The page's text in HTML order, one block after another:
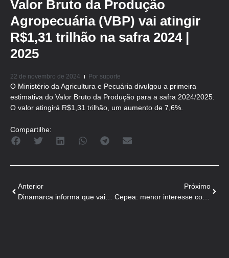
Valor Bruto da Produção
Agropecuária (VBP) vai atingir
R$1,31 trilhão na safra 2024 |
2025
22 de novembro de 2024 Por suporte
O Ministério da Agricultura e Pecuária divulgou a primeira
estimativa do Valor Bruto da Produção para a safra 2024/2025.
O valor atingirá R$1,31 trilhão, um aumento de 7,6%.
Compartilhe:
Anterior
Próximo
Cepea: menor interesse comprador de milho interrompe altas de preços do grão